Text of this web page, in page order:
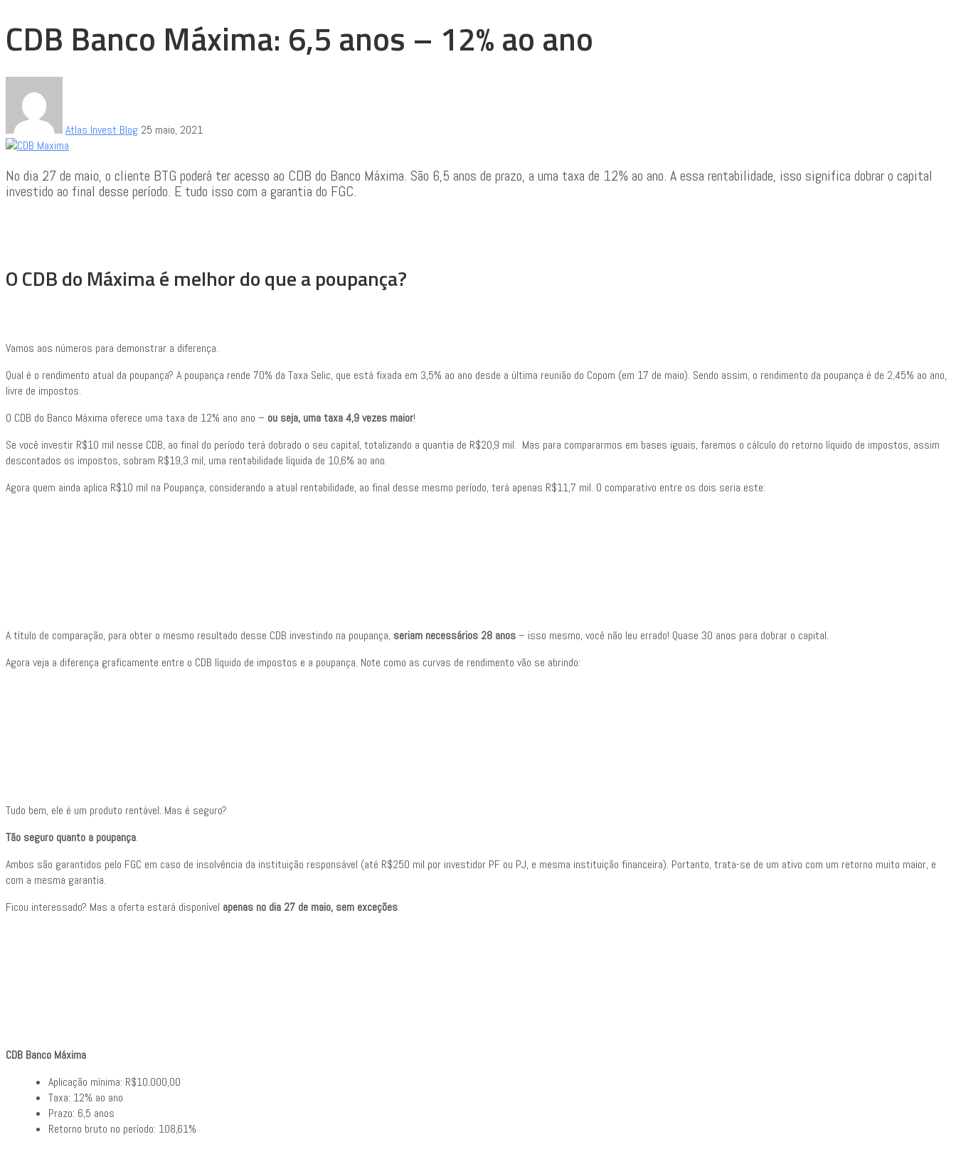
CDB Banco Máxima: 6,5 anos – 12% ao ano
Atlas Invest Blog 25 maio, 2021
No dia 27 de maio, o cliente BTG poderá ter acesso ao CDB do Banco Máxima. São 6,5 anos de prazo, a uma taxa de 12% ao ano. A essa rentabilidade, isso significa dobrar o capital
investido ao final desse período. E tudo isso com a garantia do FGC.
O CDB do Máxima é melhor do que a poupança?
Vamos aos números para demonstrar a diferença.
Qual é o rendimento atual da poupança? A poupança rende 70% da Taxa Selic, que está fixada em 3,5% ao ano desde a última reunião do Copom (em 17 de maio). Sendo assim, o rendimento da poupança é de 2,45% ao ano,
livre de impostos.
O CDB do Banco Máxima oferece uma taxa de 12% ano ano – ou seja, uma taxa 4,9 vezes maior!
Se você investir R$10 mil nesse CDB, ao final do período terá dobrado o seu capital, totalizando a quantia de R$20,9 mil. Mas para compararmos em bases iguais, faremos o cálculo do retorno líquido de impostos, assim
descontados os impostos, sobram R$19,3 mil, uma rentabilidade líquida de 10,6% ao ano.
Agora quem ainda aplica R$10 mil na Poupança, considerando a atual rentabilidade, ao final desse mesmo período, terá apenas R$11,7 mil. O comparativo entre os dois seria este:
A título de comparação, para obter o mesmo resultado desse CDB investindo na poupança, seriam necessários 28 anos– isso mesmo, você não leu errado! Quase 30 anos para dobrar o capital.
Agora veja a diferença graficamente entre o CDB líquido de impostos e a poupança. Note como as curvas de rendimento vão se abrindo:
Tudo bem, ele é um produto rentável. Mas é seguro?
Tão seguro quanto a poupança.
Ambos são garantidos pelo FGC em caso de insolvência da instituição responsável (até R$250 mil por investidor PF ou PJ, e mesma instituição financeira). Portanto, trata-se de um ativo com um retorno muito maior, e
com a mesma garantia.
Ficou interessado? Mas a oferta estará disponível apenas no dia 27 de maio, sem exceções.
CDB Banco Máxima
Aplicação mínima: R$10.000,00
Taxa: 12% ao ano
Prazo: 6,5 anos
Retorno bruto no período: 108,61%